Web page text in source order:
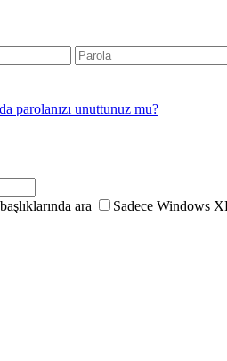
parolanızı unuttunuz mu?
ara Sadece Windows